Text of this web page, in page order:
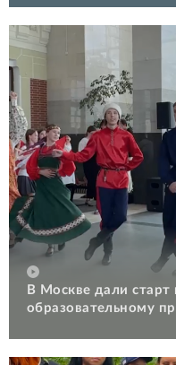
В Москве дали
образовательному